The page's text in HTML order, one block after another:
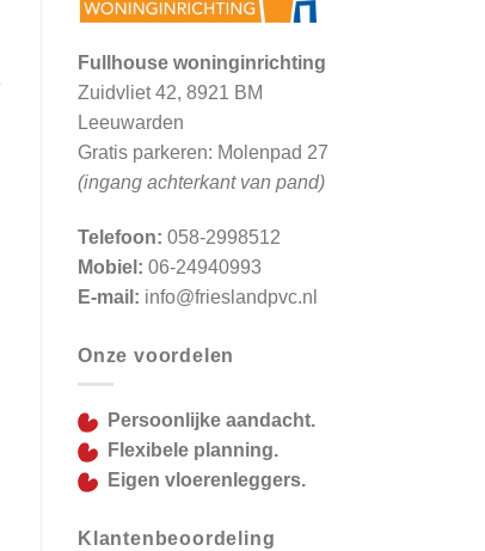
Fullhouse woninginrichting
Zuidvliet 42, 8921 BM
Leeuwarden
Gratis parkeren: Molenpad 27
(ingang achterkant van pand)
Telefoon: 058-2998512
Mobiel: 06-24940993
E-mail: info@frieslandpvc.nl
Onze voordelen
Persoonlijke aandacht.
Flexibele planning.
Eigen vloerenleggers.
Klantenbeoordeling